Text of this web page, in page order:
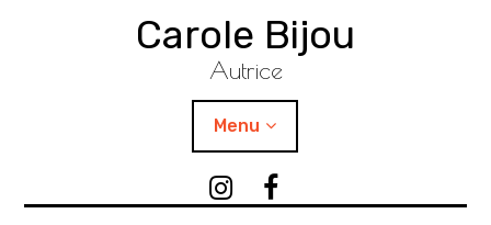
Carole Bijou
Autrice
Menu
I
n
F
a